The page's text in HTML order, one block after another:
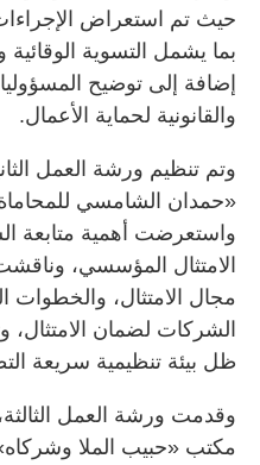
حيث تم استعراض
بما يشمل التسوية الوقائية
إضافة إلى توضيح
والقانونية لحماية الأعمال.
وتم تنظيم ورشة العمل
«حمدان الشامسي للمحاماة
واستعرضت أهمية متابعة
الامتثال المؤسسي،
مجال الامتثال، والخطوات
الشركات لضمان الامتثال،
ظل بيئة تنظيمية سريعة
وقدمت ورشة العمل
مكتب «حبيب الملا